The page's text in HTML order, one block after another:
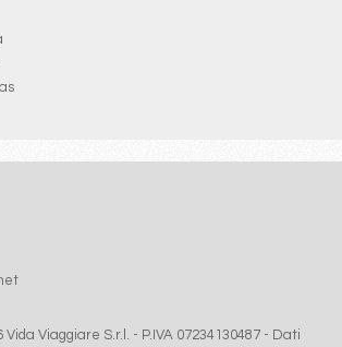
Viaggiare S.r.l. - P.IVA 07234130487 - Dati